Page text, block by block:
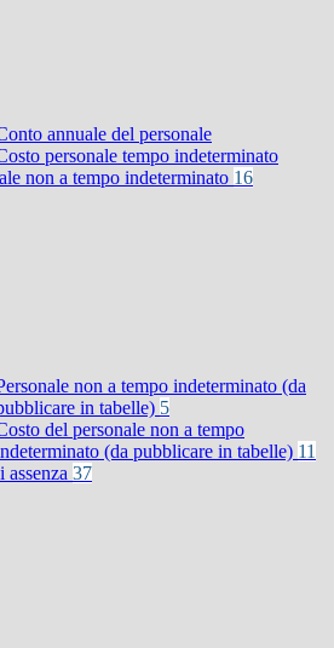
annuale del personale
personale tempo indeterminato
non a tempo indeterminato 16
non a tempo indeterminato (da
in tabelle) 5
del personale non a tempo
(da pubblicare in tabelle) 11
assenza 37